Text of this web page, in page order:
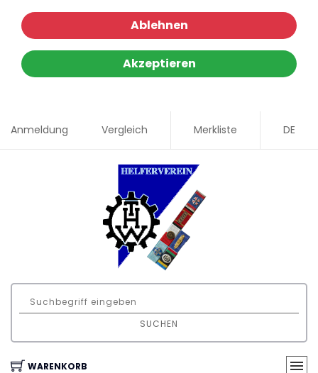
Ablehnen
Akzeptieren
Anmeldung Vergleich Merkliste DE
SUCHEN
WARENKORB